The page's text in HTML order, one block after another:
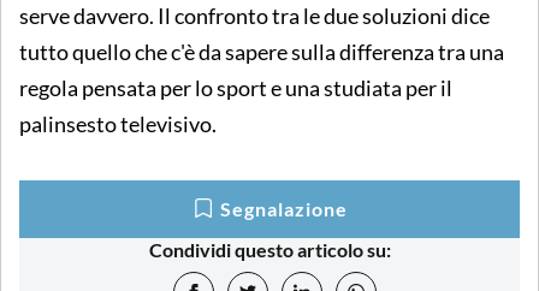
serve davvero. Il confronto tra le due soluzioni dice
tutto quello che c'è da sapere sulla differenza tra una
regola pensata per lo sport e una studiata per il
palinsesto televisivo.
Segnalazione
Condividi questo articolo su: